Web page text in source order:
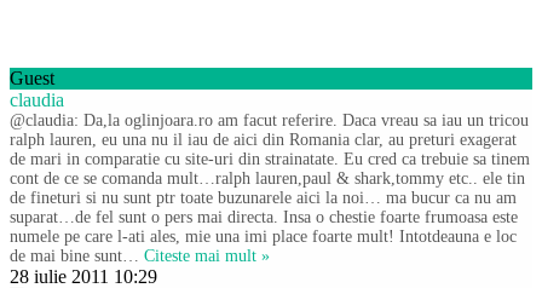
Guest
claudia
@claudia: Da,la oglinjoara.ro am facut referire. Daca vreau sa iau un tricou
ralph lauren, eu una nu il iau de aici din Romania clar, au preturi exagerat
de mari in comparatie cu site-uri din strainatate. Eu cred ca trebuie sa tinem
cont de ce se comanda mult…ralph lauren,paul & shark,tommy etc.. ele tin
de fineturi si nu sunt ptr toate buzunarele aici la noi… ma bucur ca nu am
suparat…de fel sunt o pers mai directa. Insa o chestie foarte frumoasa este
numele pe care l-ati ales, mie una imi place foarte mult! Intotdeauna e loc
de mai bine sunt
Citeste mai mult »
28 iulie 2011 10:29